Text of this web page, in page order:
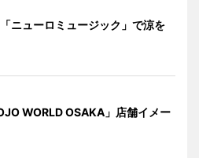
ニューロミュージック」で涼を
WORLD OSAKA」店舗イメー